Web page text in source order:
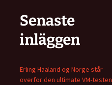
Senaste
inläggen
Erling Haaland og Norge står
overfor den ultimate VM-testen